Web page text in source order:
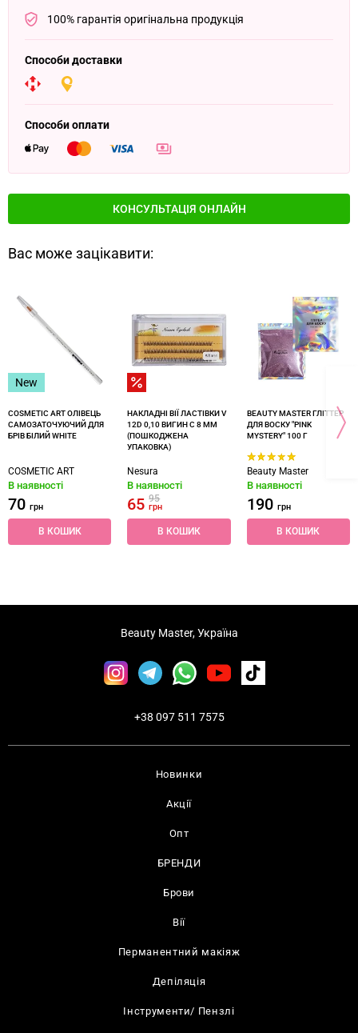
100% гарантія оригінальна продукція
Способи доставки
Способи оплати
КОНСУЛЬТАЦІЯ ОНЛАЙН
Вас може зацікавити:
New
COSMETIC ART ОЛІВЕЦЬ
САМОЗАТОЧУЮЧИЙ ДЛЯ
БРІВ БІЛИЙ WHITE
COSMETIC ART
В наявності
70 грн
В КОШИК
НАКЛАДНІ ВІЇ ЛАСТІВКИ V
12D 0,10 ВИГИН C 8 ММ
(ПОШКОДЖЕНА
УПАКОВКА)
Nesura
В наявності
6595
грн
В КОШИК
BEAUTY MASTER ГЛІТТЕР
ДЛЯ ВОСКУ "PINK
MYSTERY" 100 Г
Beauty Master
В наявності
190 грн
В КОШИК
Новинки
Акції
Опт
БРЕНДИ
Брови
Вії
Перманентний макіяж
Депіляція
Інструменти/ Пензлі
Beauty Master, Україна
+38 097 511 7575